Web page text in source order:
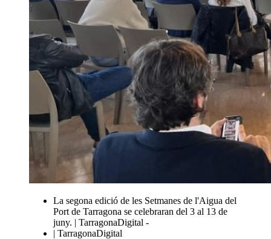
La segona edició de les Setmanes de l'Aigua del
Port de Tarragona se celebraran del 3 al 13 de
juny. | TarragonaDigital -
| TarragonaDigital